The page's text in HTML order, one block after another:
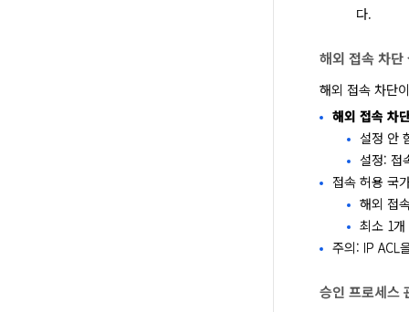
다.
해외 접속 차단
해외 접속 차단
해외 접속 차
설정 안
설정: 접
접속 허용 국
해외 접
최소 1
주의: IP ACL
승인 프로세스